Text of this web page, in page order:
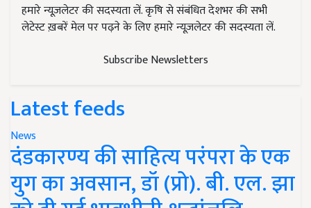
हमारे न्यूज़लेटर की सदस्यता लें. कृषि से संबंधित देशभर की सभी
लेटेस्ट ख़बरें मेल पर पढ़ने के लिए हमारे न्यूज़लेटर की सदस्यता लें.
Subscribe Newsletters
Latest feeds
News
दंडकारण्य की साहित्य परंपरा के एक
युग का अवसान, डॉ (प्रो). बी. एल. झा